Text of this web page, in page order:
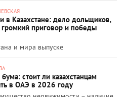
в Казахстане: дело дольщиков,
приговор и победы
и мира выпуске
стоит ли казахстанцам
в ОАЭ в 2026 году